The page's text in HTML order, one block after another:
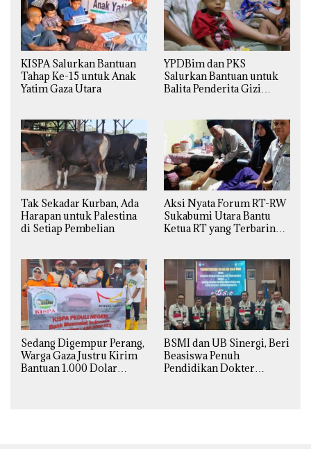
KISPA Salurkan Bantuan
Tahap Ke-15 untuk Anak
Yatim Gaza Utara
YPDBim dan PKS
Salurkan Bantuan untuk
Balita Penderita Gizi
Tak Sekadar Kurban, Ada
Harapan untuk Palestina
di Setiap Pembelian
Aksi Nyata Forum RT-RW
Sukabumi Utara Bantu
Ketua RT yang Terbaring
Sedang Digempur Perang,
Warga Gaza Justru Kirim
Bantuan 1.000 Dolar
BSMI dan UB Sinergi, Beri
Beasiswa Penuh
Pendidikan Dokter